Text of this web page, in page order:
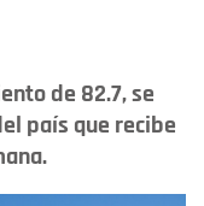
de 82.7, se
país que recibe